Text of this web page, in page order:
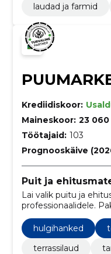
laudad ja farmid
Krediidiskoor:
Maineskoor: 23 060
Töötajaid: 103
Prognooskäive
Puit ja
Lai valik puitu ja
professionaalidele.
lõikusteenust,
hulgihanked
terrassilaud